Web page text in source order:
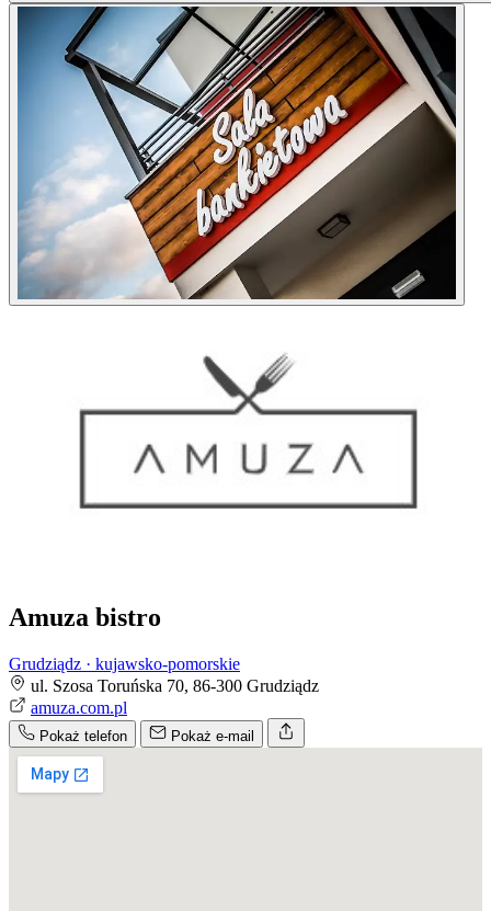
Amuza bistro
Grudziądz · kujawsko-pomorskie
ul. Szosa Toruńska 70, 86-300 Grudziądz
amuza.com.pl
Pokaż telefon Pokaż e-mail